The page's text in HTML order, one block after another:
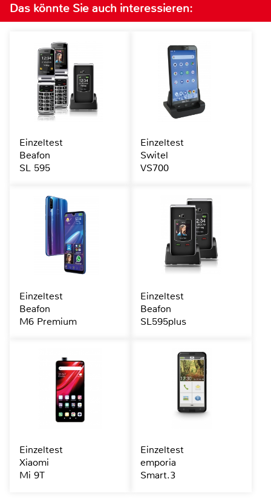
Das könnte Sie auch interessieren:
Einzeltest
Beafon
SL 595
Einzeltest
Switel
VS700
Einzeltest
Beafon
M6 Premium
Einzeltest
Beafon
SL595plus
Einzeltest
Xiaomi
Mi 9T
Einzeltest
emporia
Smart.3